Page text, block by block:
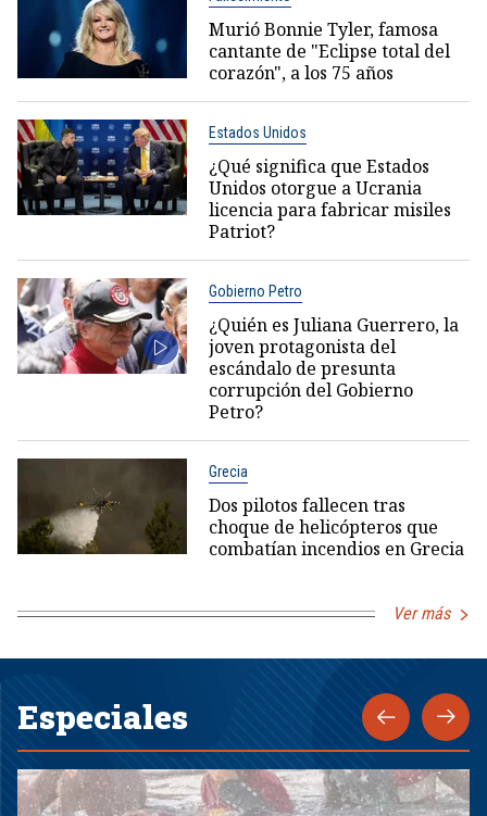
Murió Bonnie Tyler, famosa
cantante de "Eclipse total del
corazón", a los 75 años
Estados Unidos
¿Qué significa que Estados
Unidos otorgue a Ucrania
licencia para fabricar misiles
Patriot?
Gobierno Petro
¿Quién es Juliana Guerrero, la
joven protagonista del
escándalo de presunta
corrupción del Gobierno
Petro?
Grecia
Dos pilotos fallecen tras
choque de helicópteros que
combatían incendios en Grecia
Ver más
Especiales